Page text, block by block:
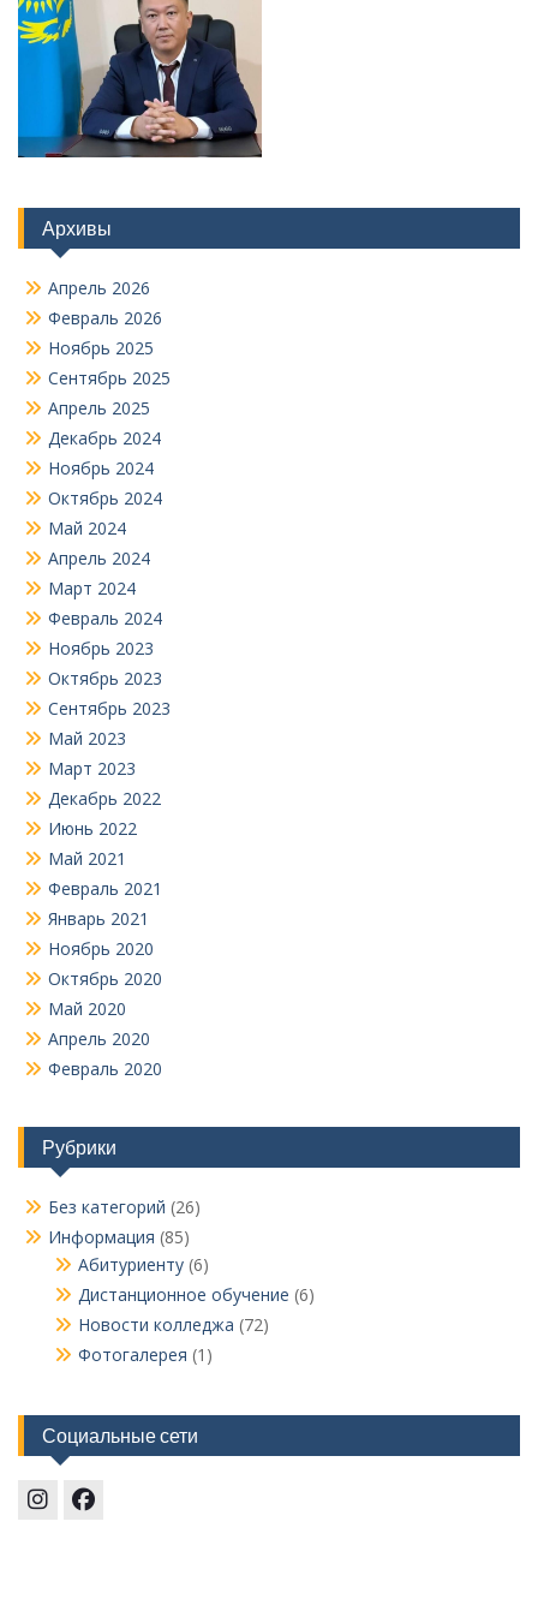
Архивы
Апрель 2026
Февраль 2026
Ноябрь 2025
Сентябрь 2025
Апрель 2025
Декабрь 2024
Ноябрь 2024
Октябрь 2024
Май 2024
Апрель 2024
Март 2024
Февраль 2024
Ноябрь 2023
Октябрь 2023
Сентябрь 2023
Май 2023
Март 2023
Декабрь 2022
Июнь 2022
Май 2021
Февраль 2021
Январь 2021
Ноябрь 2020
Октябрь 2020
Май 2020
Апрель 2020
Февраль 2020
Рубрики
Без категорий (26)
Информация (85)
Абитуриенту (6)
Дистанционное обучение (6)
Новости колледжа (72)
Фотогалерея (1)
Социальные сети